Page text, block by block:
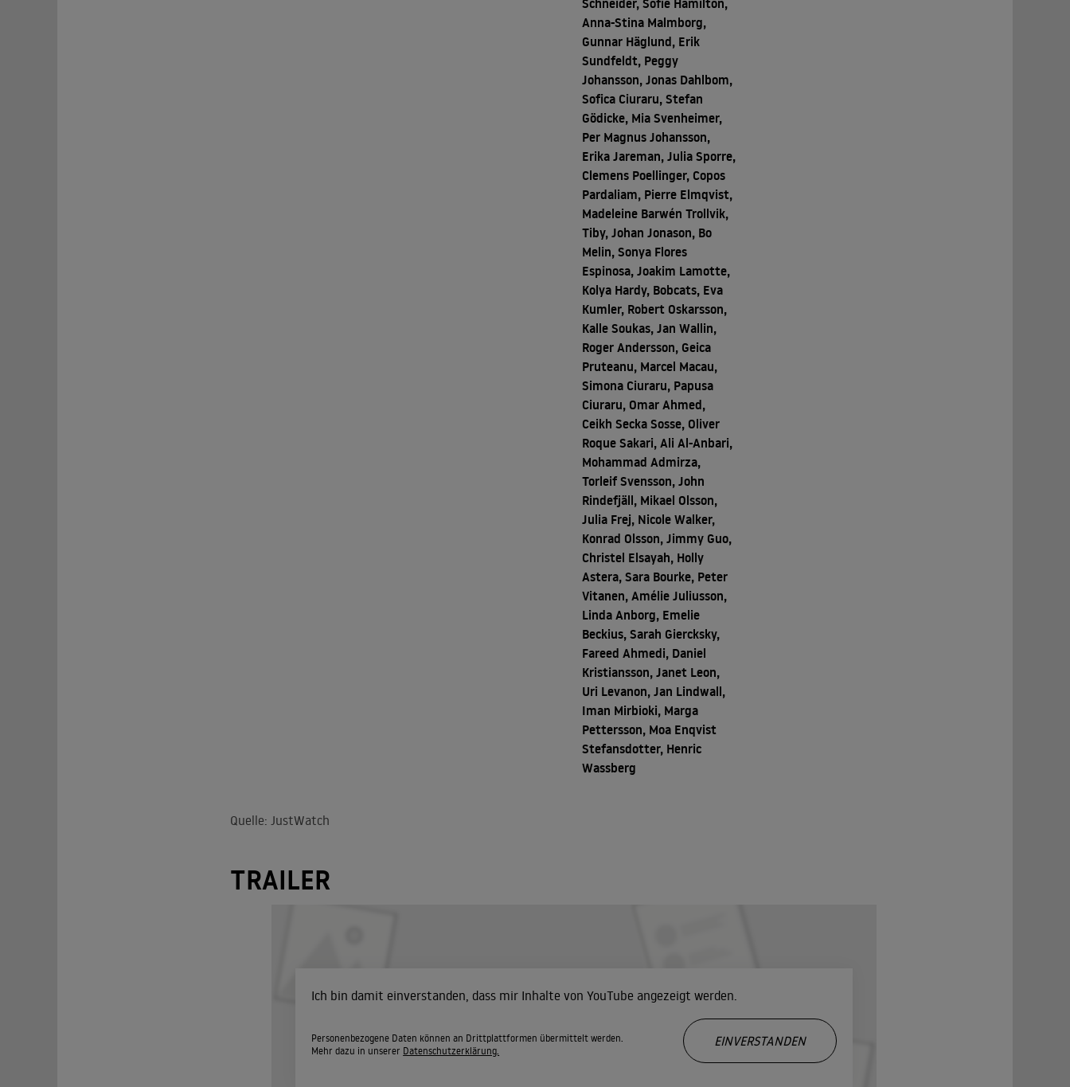
Schneider, Sofie Hamilton,
Anna-Stina Malmborg,
Gunnar Häglund, Erik
Sundfeldt, Peggy
Johansson, Jonas Dahlbom,
Sofica Ciuraru, Stefan
Gödicke, Mia Svenheimer,
Per Magnus Johansson,
Erika Jareman, Julia Sporre,
Clemens Poellinger, Copos
Pardaliam, Pierre Elmqvist,
Madeleine Barwén Trollvik,
Tiby, Johan Jonason, Bo
Melin, Sonya Flores
Espinosa, Joakim Lamotte,
Kolya Hardy, Bobcats, Eva
Kumler, Robert Oskarsson,
Kalle Soukas, Jan Wallin,
Roger Andersson, Geica
Pruteanu, Marcel Macau,
Simona Ciuraru, Papusa
Ciuraru, Omar Ahmed,
Ceikh Secka Sosse, Oliver
Roque Sakari, Ali Al-Anbari,
Mohammad Admirza,
Torleif Svensson, John
Rindefjäll, Mikael Olsson,
Julia Frej, Nicole Walker,
Konrad Olsson, Jimmy Guo,
Christel Elsayah, Holly
Astera, Sara Bourke, Peter
Vitanen, Amélie Juliusson,
Linda Anborg, Emelie
Beckius, Sarah Giercksky,
Fareed Ahmedi, Daniel
Kristiansson, Janet Leon,
Uri Levanon, Jan Lindwall,
Iman Mirbioki, Marga
Pettersson, Moa Enqvist
Stefansdotter, Henric
Wassberg
Quelle: JustWatch
TRAILER
Ich bin damit einverstanden, dass mir Inhalte von YouTube angezeigt werden.
Personenbezogene Daten können an Drittplattformen übermittelt werden.
Mehr dazu in unserer Datenschutzerklärung.
EINVERSTANDEN